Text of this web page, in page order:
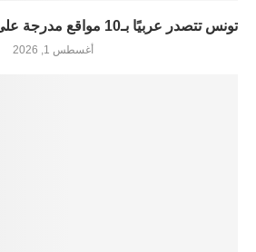
تونس تتصدر عربيًا بـ10 مواقع مدرجة على قائمة التراث العالمي
أغسطس 1, 2026